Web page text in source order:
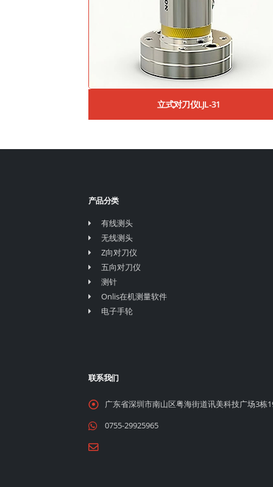
立式对刀仪LJL-31
产品分类
有线测头
无线测头
Z向对刀仪
五向对刀仪
测针
Onlis在机测量软件
电子手轮
联系我们
广东省深圳市南山区粤海街道讯美科技广场3栋
0755-29925965